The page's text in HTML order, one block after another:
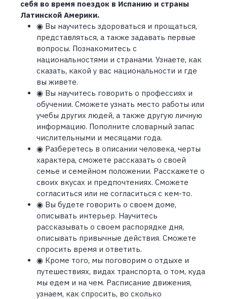
себя во время поездок в Испанию и страны
Латинской Америки.
◉ Вы научитесь здороваться и прощаться,
представляться, а также задавать первые
вопросы. Познакомитесь с
национальностями и странами. Узнаете, как
сказать, какой у вас национальности и где
вы живете.
◉ Вы научитесь говорить о профессиях и
обучении. Сможете узнать место работы или
учебы других людей, а также другую личную
информацию. Пополните словарный запас
числительными и месяцами года.
◉ Разберетесь в описании человека, черты
характера, сможете рассказать о своей
семье и семейном положении. Расскажете о
своих вкусах и предпочтениях. Сможете
согласиться или не согласиться с кем-то.
◉ Вы будете говорить о своем доме,
описывать интерьер. Научитесь
рассказывать о своем распорядке дня,
описывать привычные действия. Сможете
спросить время и ответить.
◉ Кроме того, мы поговорим о отдыхе и
путешествиях, видах транспорта, о том, куда
мы едем и на чем. Расписание движения,
узнаем, как спросить, во сколько